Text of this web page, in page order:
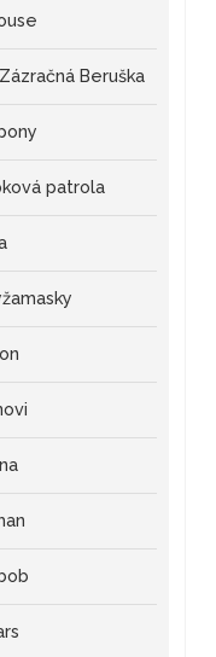
Beruška
patrola